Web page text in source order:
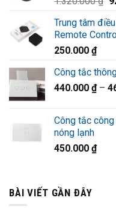
là:
Trung tâm
Remote
250.000 ₫
Công tắc
440.000 ₫–
Công tắc
nóng lạnh
450.000 ₫
BÀI VIẾT GẦN ĐÂY